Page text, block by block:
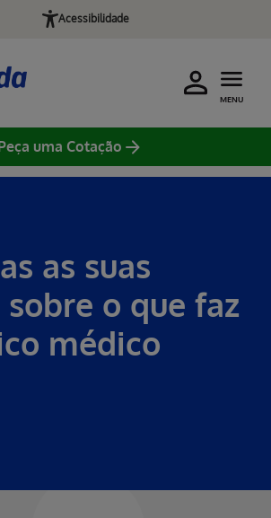
Acessibilidade
MENU
uma Cotação
as suas
o que faz
médico